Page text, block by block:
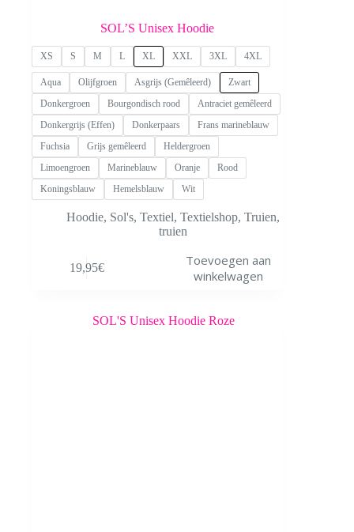
SOL’S Unisex Hoodie
XS S M L XL XXL 3XL 4XL
Aqua Olijfgroen Asgrijs (Gemêleerd)
Zwart
Donkergroen
Bourgondisch rood
Antraciet gemêleerd
Donkergrijs (Effen)
Donkerpaars
Frans marineblauw
Fuchsia
Grijs gemêleerd
Heldergroen
Limoengroen
Marineblauw Oranje
Rood
Koningsblauw
Hemelsblauw Wit
Hoodie, Sol's,Textiel,Textielshop,Truien,
truien
19,95€
Toevoegen aan
winkelwagen